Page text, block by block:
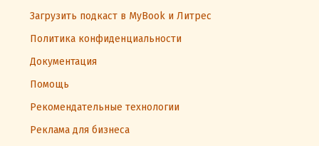
Загрузить подкаст в MyBook и Литрес
Политика конфиденциальности
Документация
Помощь
Рекомендательные технологии
Реклама для бизнеса